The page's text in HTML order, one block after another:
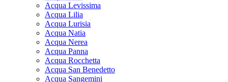
Acqua Levissima
Acqua Lilia
Acqua Lurisia
Acqua Natia
Acqua Nerea
Acqua Panna
Acqua Rocchetta
Acqua San Benedetto
Acqua Sangemini